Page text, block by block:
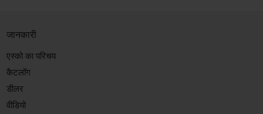
जानकारी
एस्को का परिचय
कैटलॉग
डीलर
वीडियो